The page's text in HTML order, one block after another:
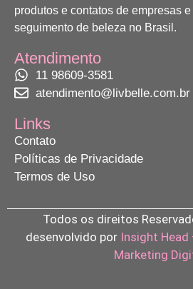
produtos e contatos de empresas
seguimento de beleza no Brasil.
Atendimento
11 98609-3581
atendimento@livbelle.com.br
Links
Contato
Políticas de Privacidade
Termos de Uso
Todos os direitos
desenvolvido por Insight Head
Marketing